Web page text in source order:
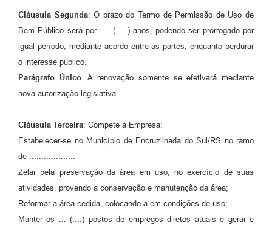
Cláusula Segunda: O prazo do Termo de Permissão de Uso de
Bem Público será por .... (.....) anos, podendo ser prorrogado por
igual período, mediante acordo entre as partes, enquanto perdurar
o interesse público.
Parágrafo Único. A renovação somente se efetivará mediante
nova autorização legislativa.
Cláusula Terceira: Compete à Empresa:
Estabelecer-se no Município de Encruzilhada do Sul/RS no ramo
de ...................
Zelar pela preservação da área em uso, no exercício de suas
atividades, provendo a conservação e manutenção da área;
Reformar a área cedida, colocando-a em condições de uso;
Manter os ... (....) postos de empregos diretos atuais e gerar e